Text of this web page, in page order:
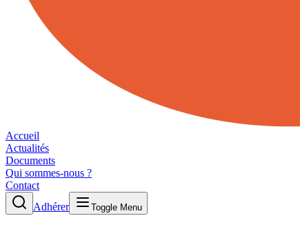
Accueil
Actualités
Documents
Qui sommes-nous ?
Contact
Adhérer
Toggle Menu